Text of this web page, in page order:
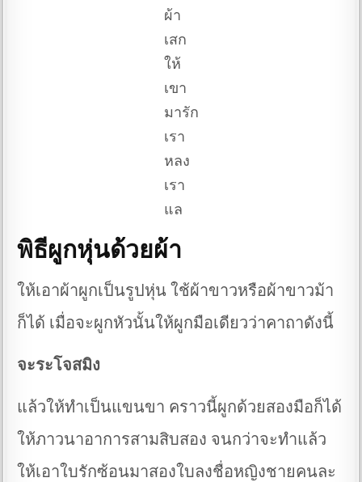
ผ้า
เสก
ให้
เขา
มารัก
เรา
หลง
เรา
แล
พิธีผูกหุ่นด้วยผ้า
ให้เอาผ้าผูกเป็นรูปหุ่น ใช้ผ้าขาวหรือผ้าขาวม้า
ก็ได้ เมื่อจะผูกหัวนั้นให้ผูกมือเดียวว่าคาถาดังนี้
จะระโจสมิง
แล้วให้ทำเป็นแขนขา คราวนี้ผูกด้วยสองมือก็ได้
ให้ภาวนาอาการสามสิบสอง จนกว่าจะทำแล้ว
ให้เอาใบรักซ้อนมาสองใบลงชื่อหญิงชายคนละ